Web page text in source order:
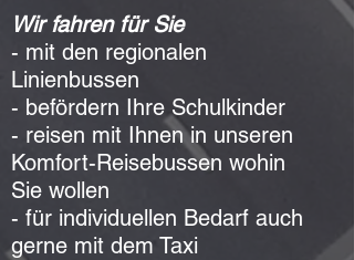
Wir fahren für Sie
- mit den regionalen
Linienbussen
- befördern Ihre Schulkinder
- reisen mit Ihnen in unseren
Komfort-Reisebussen wohin
Sie wollen
- für individuellen Bedarf auch
gerne mit dem Taxi